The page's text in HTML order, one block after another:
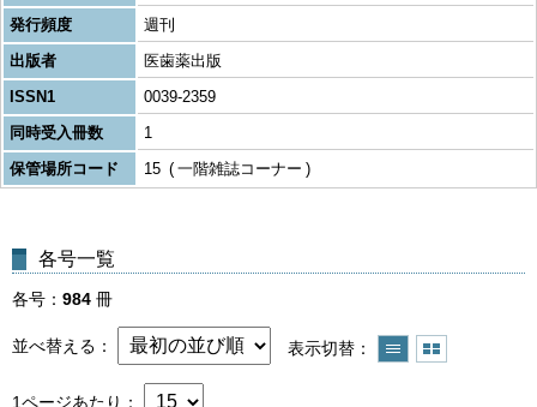
発行頻度
週刊
出版者
医歯薬出版
ISSN1
0039-2359
同時受入冊数
1
保管場所コード
15 一階雑誌コーナー
各号一覧
各号 984 冊
並べ替える 表示切替
1ページあたり